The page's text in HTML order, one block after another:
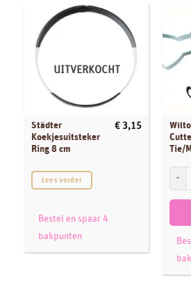
UITVERKOCHT
Städter
Koekjesuitsteker
Ring 8 cm
€ 3,15
Lees verder
Bestel en spaar 4
bakpunten
Tie/